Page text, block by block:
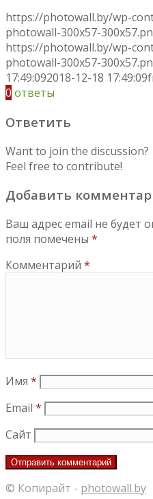
https://photowall.by/wp-
photowall-300x57-
https://photowall.by/wp-
photowall-300x57-
17:49:092018-12-18 17:49:09
0 ответы
Ответить
Want to join the discussion?
Feel free to contribute!
Добавить
Ваш адрес email не будет
поля помечены *
Комментарий *
Имя *
Email *
Сайт
© Копирайт - photowall.by